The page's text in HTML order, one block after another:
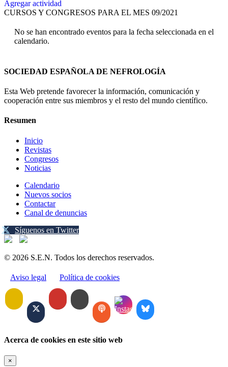
Agregar actividad
CURSOS Y CONGRESOS PARA EL MES 09/2021
No se han encontrado eventos para la fecha seleccionada en el
calendario.
SOCIEDAD ESPAÑOLA DE NEFROLOGÍA
Esta Web pretende favorecer la información, comunicación y
cooperación entre sus miembros y el resto del mundo científico.
Resumen
Inicio
Revistas
Congresos
Noticias
Calendario
Nuevos socios
Contactar
Canal de denuncias
Síguenos en Twitter
© 2026 S.E.N. Todos los derechos reservados.
Aviso legal Política de cookies
Acerca de cookies en este sitio web
×